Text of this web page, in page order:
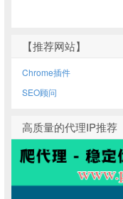
【推荐网站】
Chrome插件
SEO顾问
高质量的代理IP推荐